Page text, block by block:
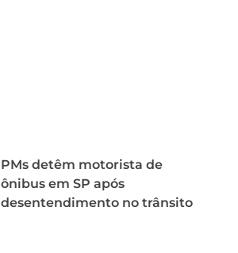
PMs detêm motorista de
ônibus em SP após
desentendimento no trânsito